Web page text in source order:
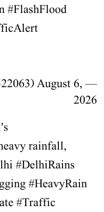
#FlashFlood
— Meet Prajapati (@MeetPra82522063)
August 6,
2026
rainfall,
#DelhiRains
#HeavyRain
#Traffic